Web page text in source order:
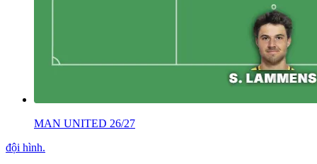
MAN UNITED 26/27
đội hình.